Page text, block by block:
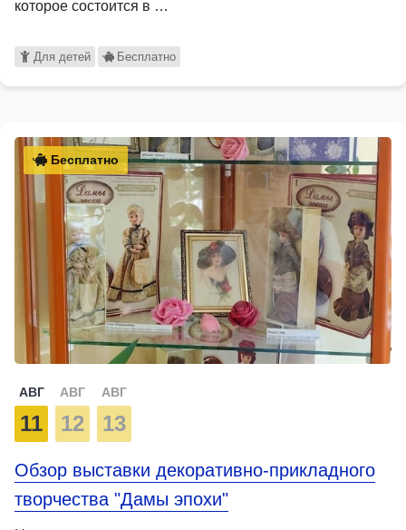
которое состоится в …
Для детей Бесплатно
Бесплатно
АВГ
11
АВГ
12
АВГ
13
Обзор выставки декоративно-прикладного
творчества "Дамы эпохи"